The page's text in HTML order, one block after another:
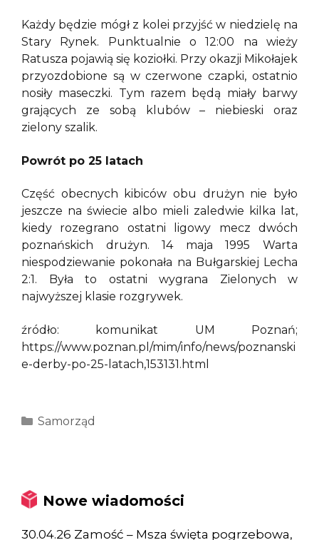
Każdy będzie mógł z kolei przyjść w niedzielę na
Stary Rynek. Punktualnie o 12:00 na wieży
Ratusza pojawią się koziołki. Przy okazji Mikołajek
przyozdobione są w czerwone czapki, ostatnio
nosiły maseczki. Tym razem będą miały barwy
grających ze sobą klubów – niebieski oraz
zielony szalik.
Powrót po 25 latach
Część obecnych kibiców obu drużyn nie było
jeszcze na świecie albo mieli zaledwie kilka lat,
kiedy rozegrano ostatni ligowy mecz dwóch
poznańskich drużyn. 14 maja 1995 Warta
niespodziewanie pokonała na Bułgarskiej Lecha
2:1. Była to ostatni wygrana Zielonych w
najwyższej klasie rozgrywek.
źródło: komunikat UM Poznań;
https://www.poznan.pl/mim/info/news/poznanski
e-derby-po-25-latach,153131.html
Kategorie
Samorząd
Nowe wiadomości
30.04.26 Zamość – Msza święta pogrzebowa,